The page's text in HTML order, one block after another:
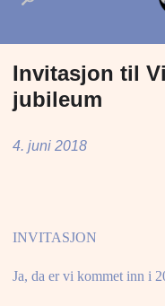
Invitasjon til
jubileum
4. juni 2018
INVITASJON
Ja, da er vi kommet inn i